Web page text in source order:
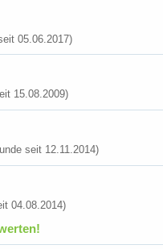
05.06.2017)
15.08.2009)
seit 12.11.2014)
04.08.2014)